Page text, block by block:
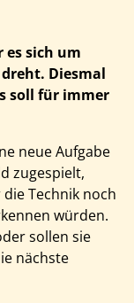
es sich um
Diesmal
soll für immer
neue Aufgabe
zugespielt,
Technik noch
würden.
sollen sie
nächste